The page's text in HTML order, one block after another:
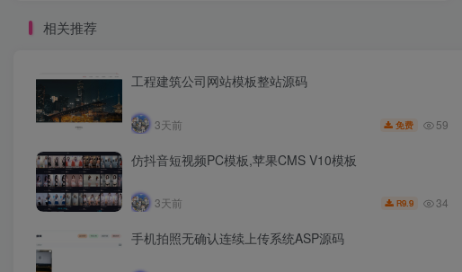
相关推荐
工程建筑公司网站模板整站源码
3天前 免费 59
仿抖音短视频PC模板,苹果CMS V10模板
3天前 R9.9 34
手机拍照无确认连续上传系统ASP源码